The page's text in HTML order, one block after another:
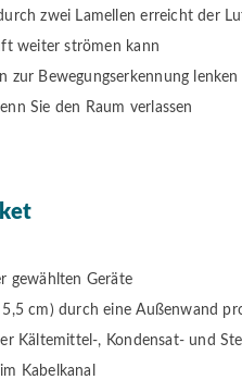
zwei Lamellen erreicht der
weiter strömen kann
zur Bewegungserkennung
Sie den Raum verlassen
gewählten Geräte
cm) durch eine Außenwand
Kältemittel-, Kondensat- und
Kabelkanal